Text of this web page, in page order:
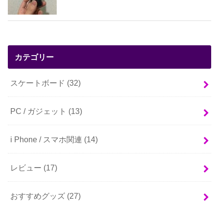
カテゴリー
スケートボード (32)
PC / ガジェット (13)
i Phone / スマホ関連 (14)
レビュー (17)
おすすめグッズ (27)